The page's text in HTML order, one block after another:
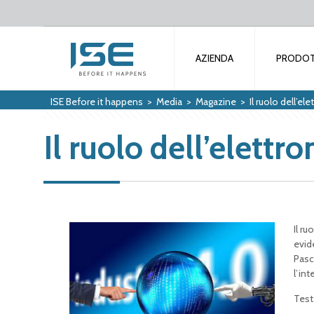
AZIENDA
ISE Before it happens > Media > Magazine > Il ruolo
Il ruolo
Il